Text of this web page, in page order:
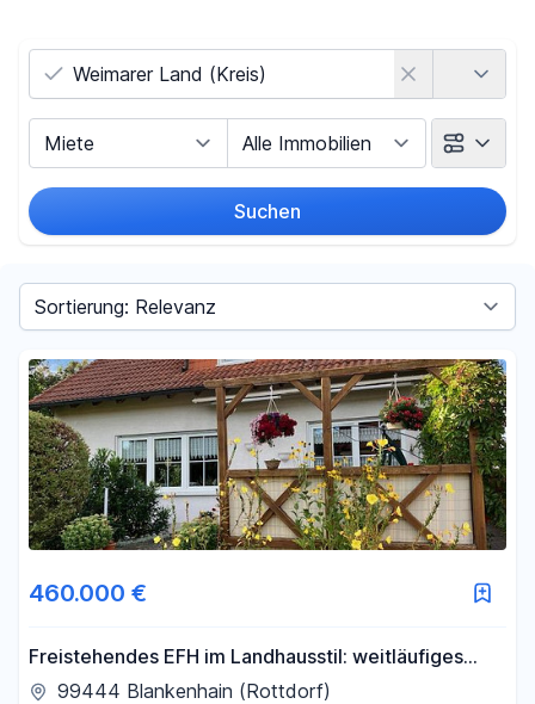
Suchen
- €
Filter für Preis zurücksetzen
Sortieren nach
460.000 €
Freistehendes EFH im Landhausstil: weitläufiges
Grundstück am Feldrand, Doppelgarage & Carport
99444 Blankenhain (Rottdorf)